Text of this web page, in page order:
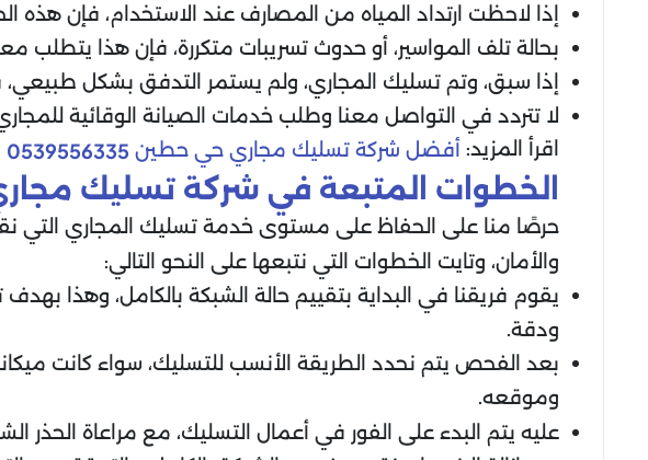
إذا لاحظت ارتداد المياه من المصارف عند الاستخدام، فإن هذه
بحالة تلف المواسير، أو حدوث تسريبات متكررة، فإن هذا يتطلب
إذا سبق، وتم تسليك المجاري، ولم يستمر التدفق بشكل طبيعي،
لا تتردد في التواصل معنا وطلب خدمات الصيانة الوقائية
اقرأ المزيد: أفضل شركة تسليك مجاري حي حطين 0539556335
الخطوات المتبعة في شركة تسليك
حرصًا منا على الحفاظ على مستوى خدمة تسليك المجاري التي
والأمان، وتايت الخطوات التي نتبعها على النحو التالي:
يقوم فريقنا في البداية بتقييم حالة الشبكة بالكامل، وهذا
ودقة.
بعد الفحص يتم نحدد الطريقة الأنسب للتسليك، سواء كانت
وموقعه.
عليه يتم البدء على الفور في أعمال التسليك، مع مراعاة الحذر